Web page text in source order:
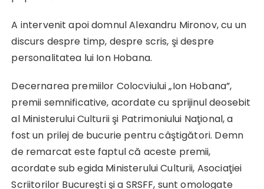
A intervenit apoi domnul Alexandru Mironov, cu un
discurs despre timp, despre scris, şi despre
personalitatea lui Ion Hobana.
Decernarea premiilor Colocviului „Ion Hobana”,
premii semnificative, acordate cu sprijinul deosebit
al Ministerului Culturii şi Patrimoniului Naţional, a
fost un prilej de bucurie pentru câştigători. Demn
de remarcat este faptul că aceste premii,
acordate sub egida Ministerului Culturii, Asociaţiei
Scriitorilor Bucureşti şi a SRSFF, sunt omologate